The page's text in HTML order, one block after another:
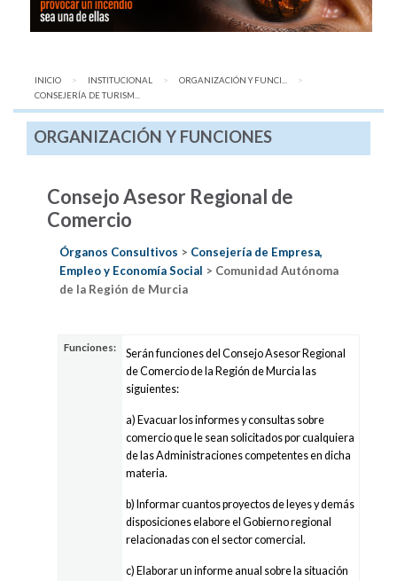
INICIO INSTITUCIONAL
ORGANIZACIÓN Y FUNCI...
AQUÍ:
CONSEJERÍA DE TURISM...
ORGANIZACIÓN Y FUNCIONES
Consejo Asesor Regional de
Comercio
Órganos Consultivos > Consejería de Empresa,
Empleo y Economía Social > Comunidad Autónoma
de la Región de Murcia
Funciones:
Serán funciones del Consejo Asesor Regional
de Comercio de la Región de Murcia las
siguientes:
a) Evacuar los informes y consultas sobre
comercio que le sean solicitados por cualquiera
de las Administraciones competentes en dicha
materia.
b) Informar cuantos proyectos de leyes y demás
disposiciones elabore el Gobierno regional
relacionadas con el sector comercial.
c) Elaborar un informe anual sobre la situación